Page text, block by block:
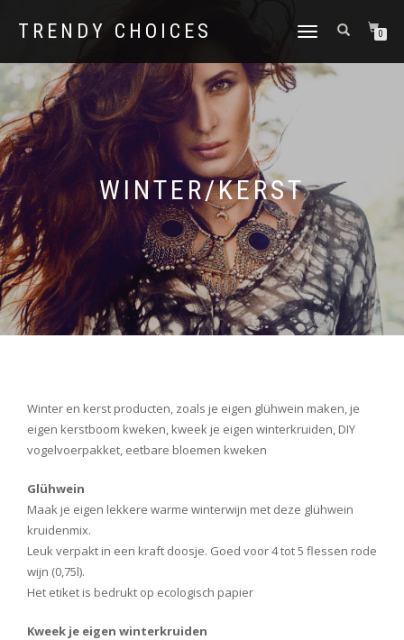
TRENDY CHOICES
SCHAKEL
MENU
0
WINTER/KERST
Winter en kerst producten, zoals je eigen glühwein maken, je
eigen kerstboom kweken, kweek je eigen winterkruiden, DIY
vogelvoerpakket, eetbare bloemen kweken
Glühwein
Maak je eigen lekkere warme winterwijn met deze glühwein
kruidenmix.
Leuk verpakt in een kraft doosje. Goed voor 4 tot 5 flessen rode
wijn (0,75l).
Het etiket is bedrukt op ecologisch papier
Kweek je eigen winterkruiden